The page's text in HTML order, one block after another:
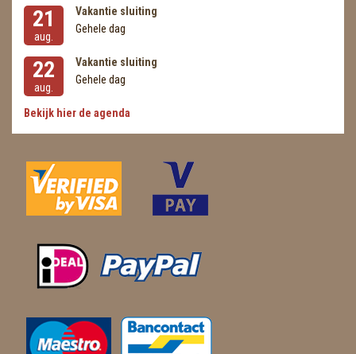
21
aug.
Vakantie sluiting
Gehele dag
22
aug.
Vakantie sluiting
Gehele dag
Bekijk hier de agenda